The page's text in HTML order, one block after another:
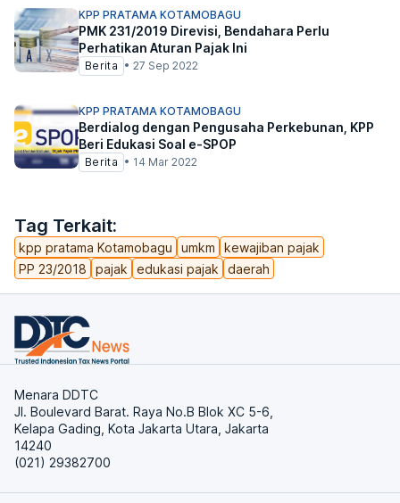
Tag Terkait:
kpp pratama Kotamobagu umkm
kewajiban pajak
PP 23/2018
pajak edukasi pajak daerah
KPP PRATAMA KOTAMOBAGU
PMK 231/2019 Direvisi, Bendahara Perlu
Perhatikan Aturan Pajak Ini
Berita • 27 Sep 2022
KPP PRATAMA KOTAMOBAGU
Berdialog dengan Pengusaha Perkebunan, KPP
Beri Edukasi Soal e-SPOP
Berita • 14 Mar 2022
Menara DDTC
Jl. Boulevard Barat. Raya No.B Blok XC 5-6,
Kelapa Gading, Kota Jakarta Utara, Jakarta
14240
(021) 29382700